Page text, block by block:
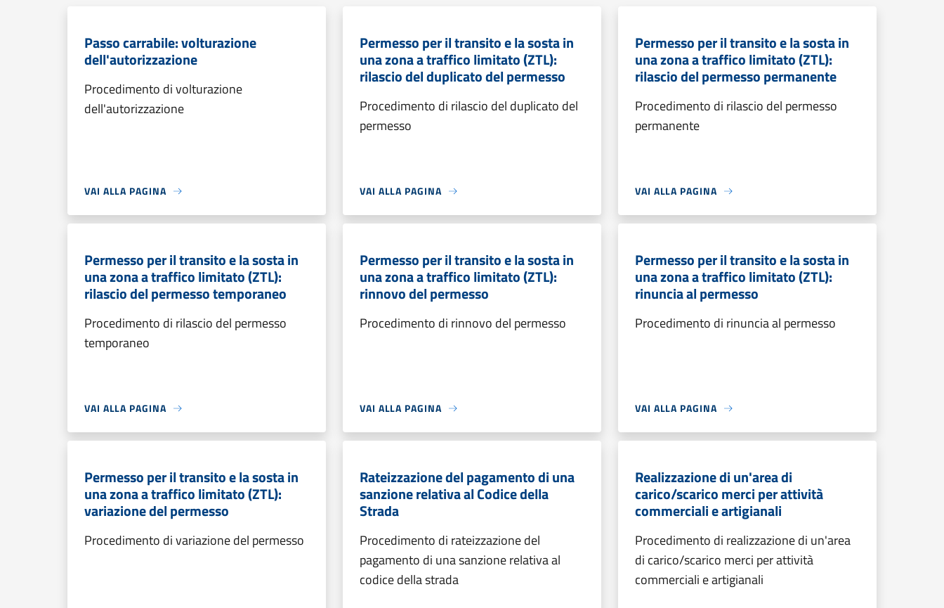
Passo carrabile: volturazione
dell'autorizzazione
Procedimento di volturazione
dell'autorizzazione
VAI ALLA PAGINA
Permesso per il transito e la sosta in
una zona a traffico limitato (ZTL):
rilascio del duplicato del permesso
Procedimento di rilascio del duplicato del
permesso
VAI ALLA PAGINA
Permesso per il transito e la sosta in
una zona a traffico limitato (ZTL):
rilascio del permesso permanente
Procedimento di rilascio del permesso
permanente
VAI ALLA PAGINA
Permesso per il transito e la sosta in
una zona a traffico limitato (ZTL):
rilascio del permesso temporaneo
Procedimento di rilascio del permesso
temporaneo
VAI ALLA PAGINA
Permesso per il transito e la sosta in
una zona a traffico limitato (ZTL):
rinnovo del permesso
Procedimento di rinnovo del permesso
VAI ALLA PAGINA
Permesso per il transito e la sosta in
una zona a traffico limitato (ZTL):
rinuncia al permesso
Procedimento di rinuncia al permesso
VAI ALLA PAGINA
Permesso per il transito e la sosta in
una zona a traffico limitato (ZTL):
variazione del permesso
Procedimento di variazione del permesso
Rateizzazione del pagamento di una
sanzione relativa al Codice della
Strada
Procedimento di rateizzazione del
pagamento di una sanzione relativa al
codice della strada
Realizzazione di un'area di
carico/scarico merci per attività
commerciali e artigianali
Procedimento di realizzazione di un'area
di carico/scarico merci per attività
commerciali e artigianali